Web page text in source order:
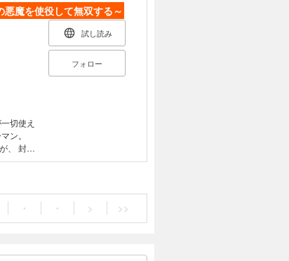
、悪魔
ファン
悪魔を使役して無双する～
ン。
、 封じ
試し読み
フォロー
・ ・ > >>